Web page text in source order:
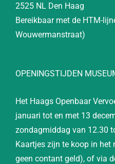
2525 NL Den Haag
Bereikbaar met de HTM-
Wouwermanstraat)
OPENINGSTIJDEN
Het Haags Openbaar
januari tot en met 13
zondagmiddag van 12.30
Kaartjes zijn te koop in het
geen contant geld), of via